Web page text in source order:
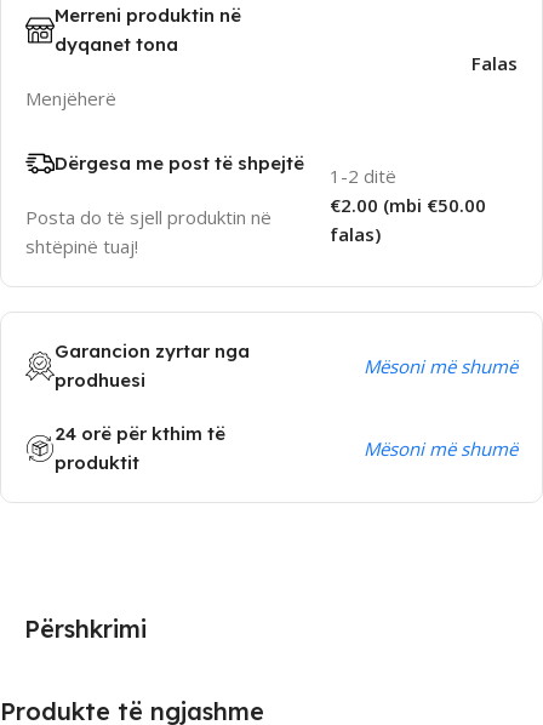
Merreni produktin në
dyqanet tona
Menjëherë
Falas
Dërgesa me post të shpejtë
Posta do të sjell produktin në
shtëpinë tuaj!
1-2 ditë
€2.00 (mbi €50.00
falas)
Garancion zyrtar nga
prodhuesi
Mësoni më shumë
24 orë për kthim të
produktit
Mësoni më shumë
Përshkrimi
Produkte të ngjashme